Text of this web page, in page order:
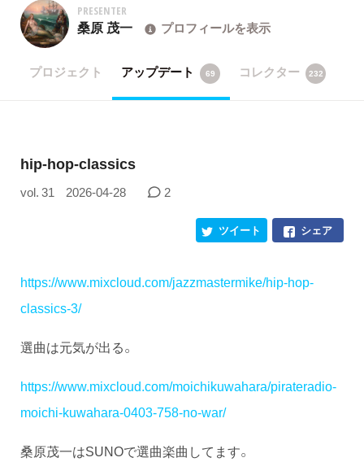
PRESENTER
桑原 茂一 プロフィールを表示
プロジェクト アップデート 69 コレクター 232
hip-hop-classics
vol. 31 2026-04-28 2
シェア
ツイート
https://www.mixcloud.com/jazzmastermike/hip-hop-
classics-3/
選曲は元気が出る。
https://www.mixcloud.com/moichikuwahara/pirateradio-
moichi-kuwahara-0403-758-no-war/
桑原茂一はSUNOで選曲楽曲してます。